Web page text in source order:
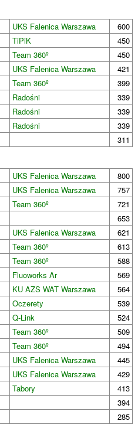
UKS Falenica Warszawa
600
TiPiK
450
Team 360º
450
UKS Falenica Warszawa
421
Team 360º
399
Radośni
339
Radośni
339
Radośni
339
311
UKS Falenica Warszawa
800
UKS Falenica Warszawa
757
Team 360º
721
653
UKS Falenica Warszawa
621
Team 360º
613
Team 360º
588
Fluoworks Ar
569
KU AZS WAT Warszawa
564
Oczerety
539
Q-Link
524
Team 360º
509
Team 360º
494
UKS Falenica Warszawa
445
UKS Falenica Warszawa
429
Tabory
413
394
285